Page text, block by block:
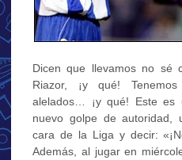
Dicen que llevamos no sé
Riazor, ¡y qué! Tenemos
alelados… ¡y qué! Este
nuevo golpe de autoridad,
cara de la Liga y decir:
Además, al jugar en